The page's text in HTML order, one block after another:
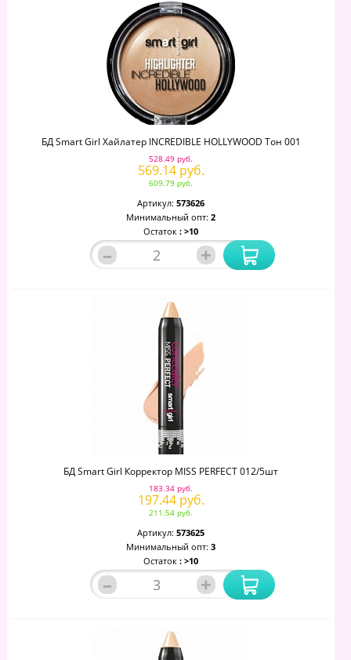
БД Smart Girl Хайлатер INCREDIBLE HOLLYWOOD Тон 001
528.49 руб.
569.14 руб.
609.79 руб.
Артикул: 573626
Минимальный опт: 2
Остаток : >10
– +
БД Smart Girl Корректор MISS PERFECT 012/5шт
183.34 руб.
197.44 руб.
211.54 руб.
Артикул: 573625
Минимальный опт: 3
Остаток : >10
– +